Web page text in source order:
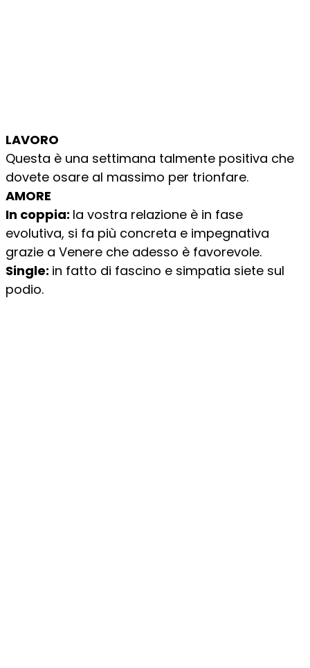
LAVORO
Questa è una settimana talmente positiva che
dovete osare al massimo per trionfare.
AMORE
In coppia: la vostra relazione è in fase
evolutiva, si fa più concreta e impegnativa
grazie a Venere che adesso è favorevole.
Single: in fatto di fascino e simpatia siete sul
podio.